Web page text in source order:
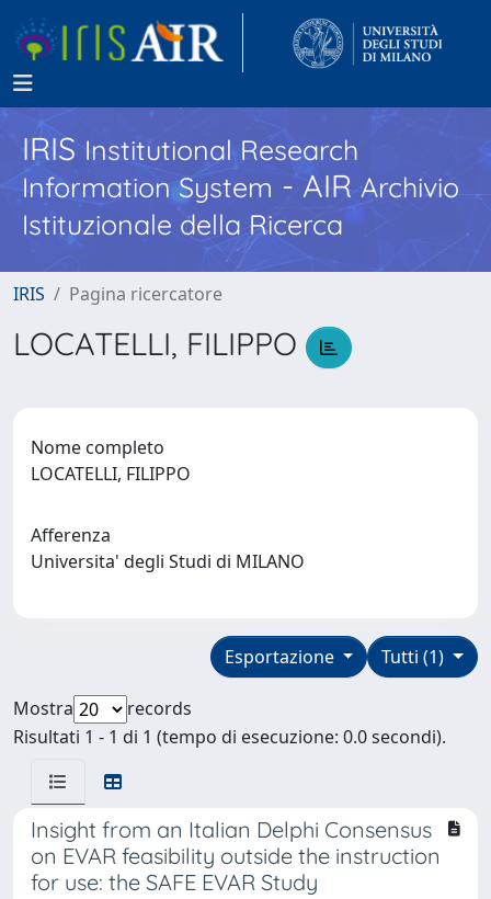
IRISInstitutional Research
Information System - AIR Archivio
Istituzionale della Ricerca
IRIS Pagina ricercatore
LOCATELLI, FILIPPO
Nome completo
LOCATELLI, FILIPPO
Afferenza
Universita' degli Studi di MILANO
Tutti (1)
Esportazione
Mostra
records
Risultati 1 - 1 di 1 (tempo di esecuzione: 0.0 secondi).
Insight from an Italian Delphi Consensus
on EVAR feasibility outside the instruction
for use: the SAFE EVAR Study